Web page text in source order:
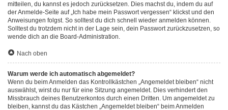
mitteilen, du kannst es jedoch zurücksetzen. Dies machst du, indem du auf
der Anmelde-Seite auf „Ich habe mein Passwort vergessen“ klickst und den
Anweisungen folgst. So solltest du dich schnell wieder anmelden können.
Solltest du trotzdem nicht in der Lage sein, dein Passwort zurückzusetzen, so
wende dich an die Board-Administration.
Nach oben
Warum werde ich automatisch abgemeldet?
Wenn du beim Anmelden das Kontrollkästchen „Angemeldet bleiben“ nicht
auswählst, wirst du nur für eine Sitzung angemeldet. Dies verhindert den
Missbrauch deines Benutzerkontos durch einen Dritten. Um angemeldet zu
bleiben, kannst du das Kästchen „Angemeldet bleiben“ beim Anmelden